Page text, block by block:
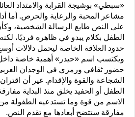
«سبطي» بوشيجة القرابة والامتداد
مشاعر المحبة والرعاية والحرص. أما
على النص طابع الرسالة الشخصية،
الطفل بكلام يبدو في ظاهره فرديًا،
حدود العلاقة الخاصة ليحمل دلالات
ويكتسب اسم «حيدر» أهمية خاصة داخل
حضور ثقافي ورمزي في الوجدان
الشجاعة والقوة والإقدام. غير أن
الطفل أو الحفيد يخلق منذ البداية
الاسم من قوة وما تستدعيه الطفولة
مفارقة ستتضح أبعادها مع تقدم النص.